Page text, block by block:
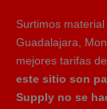
Surtimos
Guadalajara,
mejores tarifas
este sitio son
Supply no se